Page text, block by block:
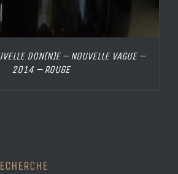
DON(N)E – NOUVELLE VAGUE –
2014 – ROUGE